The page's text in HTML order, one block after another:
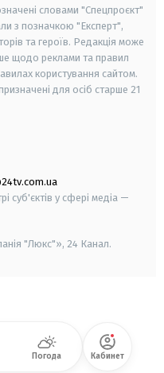
словами "Спецпроєкт"
з позначкою "Експерт",
та героїв. Редакція може
щодо реклами та правил
користування сайтом.
для осіб старше 21
суб'єктів у сфері медіа —
"Люкс"», 24 Канал.
Погода Кабинет